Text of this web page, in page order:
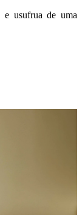
e usufrua de uma